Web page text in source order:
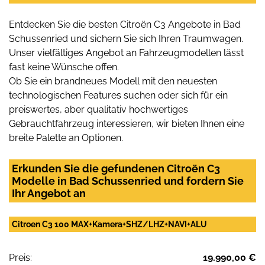
Entdecken Sie die besten Citroën C3 Angebote in Bad
Schussenried und sichern Sie sich Ihren Traumwagen.
Unser vielfältiges Angebot an Fahrzeugmodellen lässt
fast keine Wünsche offen.
Ob Sie ein brandneues Modell mit den neuesten
technologischen Features suchen oder sich für ein
preiswertes, aber qualitativ hochwertiges
Gebrauchtfahrzeug interessieren, wir bieten Ihnen eine
breite Palette an Optionen.
Erkunden Sie die gefundenen Citroën C3
Modelle in Bad Schussenried und fordern Sie
Ihr Angebot an
Citroen C3 100 MAX+Kamera+SHZ/LHZ+NAVI+ALU
Preis:
19.990,00 €